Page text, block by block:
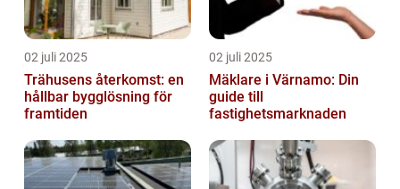
02 juli 2025
Trähusens återkomst: en
hållbar bygglösning för
framtiden
02 juli 2025
Mäklare i Värnamo: Din
guide till
fastighetsmarknaden